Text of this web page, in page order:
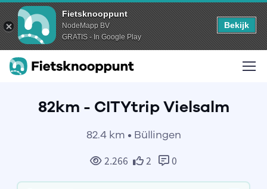
Fietsknooppunt
NodeMapp BV
GRATIS - In Google Play
Bekijk
82km - CITYtrip Vielsalm
82.4 km • Büllingen
2.266 2 0